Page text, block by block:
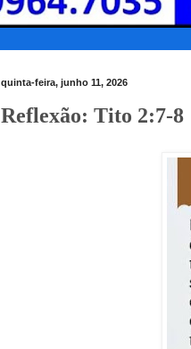
quinta-feira, junho 11, 2026
Reflexão: Tito 2:7-8